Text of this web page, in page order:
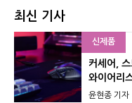
최신 기사
신제품
커세어,
와이어리
윤현종 기자